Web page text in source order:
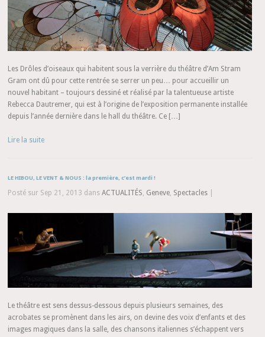
Les Drôles d’oiseaux qui habitent sous la verrière du théâtre d’Am Stram
Gram ont dû pour cette rentrée se serrer un peu… pour accueillir un
nouvel habitant – toujours dessiné et réalisé par la talentueuse artiste
Rebecca Dautremer, qui est à l’origine de l’exposition permanente installée
depuis l’année dernière dans le hall du théâtre. Ce […]
Lire la suite
LE HIBOU, LE VENT & NOUS : la première, c’est mardi !
Posté sur Sep 21, 2013 dansACTUALITÉS Geneve Spectacles
Le théâtre est sens dessus-dessous depuis plusieurs semaines, des
acrobates se promènent dans les airs, on devine des voix d’enfants et des
images magiques dans la salle, des chansons italiennes s’échappent vers